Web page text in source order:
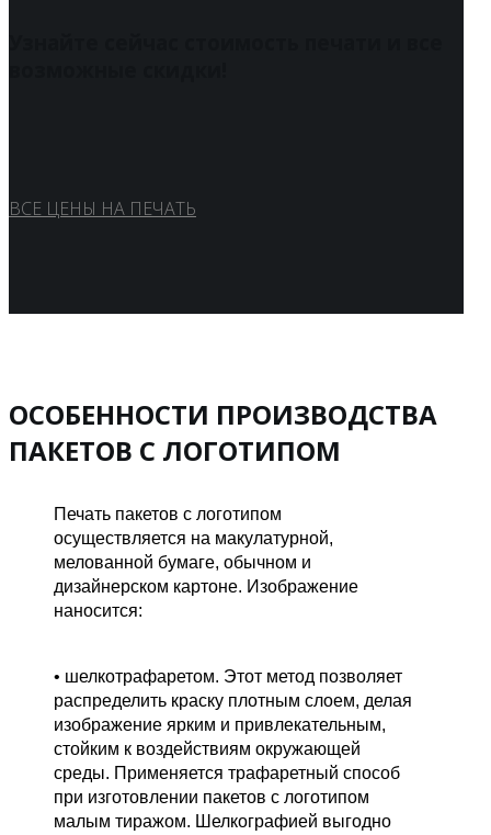
ВСЕ ЦЕНЫ НА ПЕЧАТЬ
ОСОБЕННОСТИ ПРОИЗВОДСТВА
ПАКЕТОВ С ЛОГОТИПОМ
Печать пакетов с логотипом
осуществляется на макулатурной,
мелованной бумаге, обычном и
дизайнерском картоне. Изображение
наносится:
• шелкотрафаретом. Этот метод позволяет
распределить краску плотным слоем, делая
изображение ярким и привлекательным,
стойким к воздействиям окружающей
среды. Применяется трафаретный способ
при изготовлении пакетов с логотипом
малым тиражом. Шелкографией выгодно